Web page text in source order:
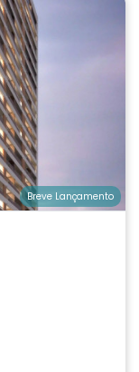
Breve Lançamento